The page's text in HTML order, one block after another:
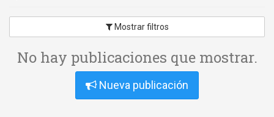
Mostrar filtros
No hay publicaciones que mostrar.
Nueva publicación